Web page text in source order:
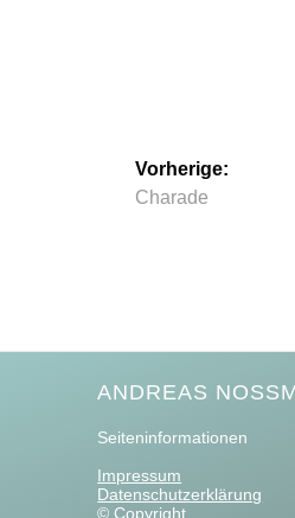
Vorherige:
Vorheriger
Charade
ANDREAS
Seiteninformationen
Impressum
Datenschutzerklärung
© Copyright